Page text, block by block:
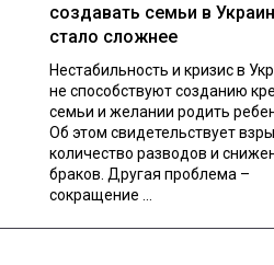
создавать семьи в
стало сложнее
Нестабильность и кризис в
не способствуют созданию
семьи и желании родить
Об этом свидетельствует
количество разводов и
браков. Другая проблема –
сокращение ...